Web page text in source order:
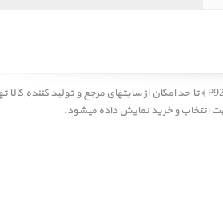
تا حد امکان از سایتهای مرجع و تولید کننده کالا
انتخاب و خرید نمایش داده میشود.